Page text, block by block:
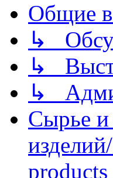
Общие
↳
↳
↳
Сырье и
products